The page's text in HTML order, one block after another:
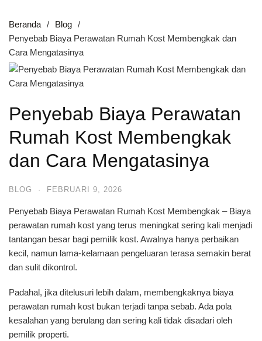
Beranda
Blog
Penyebab Biaya Perawatan Rumah Kost Membengkak dan
Cara Mengatasinya
Penyebab Biaya Perawatan
Rumah Kost Membengkak
dan Cara Mengatasinya
BLOG · FEBRUARI 9, 2026
Penyebab Biaya Perawatan Rumah Kost Membengkak – Biaya
perawatan rumah kost yang terus meningkat sering kali menjadi
tantangan besar bagi pemilik kost. Awalnya hanya perbaikan
kecil, namun lama-kelamaan pengeluaran terasa semakin berat
dan sulit dikontrol.
Padahal, jika ditelusuri lebih dalam, membengkaknya biaya
perawatan rumah kost bukan terjadi tanpa sebab. Ada pola
kesalahan yang berulang dan sering kali tidak disadari oleh
pemilik properti.